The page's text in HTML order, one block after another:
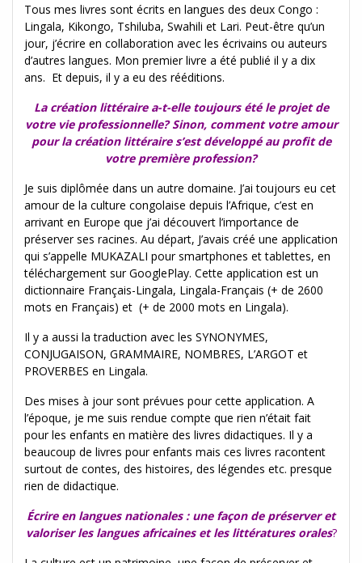
Tous mes livres sont écrits en langues des deux Congo :
Lingala, Kikongo, Tshiluba, Swahili et Lari. Peut-être qu’un
jour, j’écrire en collaboration avec les écrivains ou auteurs
d’autres langues. Mon premier livre a été publié il y a dix
ans. Et depuis, il y a eu des rééditions.
La création littéraire a-t-elle toujours été le projet de
votre vie professionnelle? Sinon, comment votre amour
pour la création littéraire s’est développé au profit de
votre première profession?
Je suis diplômée dans un autre domaine. J’ai toujours eu cet
amour de la culture congolaise depuis l’Afrique, c’est en
arrivant en Europe que j’ai découvert l’importance de
préserver ses racines. Au départ, J’avais créé une application
qui s’appelle MUKAZALI pour smartphones et tablettes, en
téléchargement sur GooglePlay. Cette application est un
dictionnaire Français-Lingala, Lingala-Français (+ de 2600
mots en Français) et (+ de 2000 mots en Lingala).
Il y a aussi la traduction avec les SYNONYMES,
CONJUGAISON, GRAMMAIRE, NOMBRES, L’ARGOT et
PROVERBES en Lingala.
Des mises à jour sont prévues pour cette application. A
l’époque, je me suis rendue compte que rien n’était fait
pour les enfants en matière des livres didactiques. Il y a
beaucoup de livres pour enfants mais ces livres racontent
surtout de contes, des histoires, des légendes etc. presque
rien de didactique.
Écrire en langues nationales : une façon de préserver et
valoriser les langues africaines et les littératures orales?